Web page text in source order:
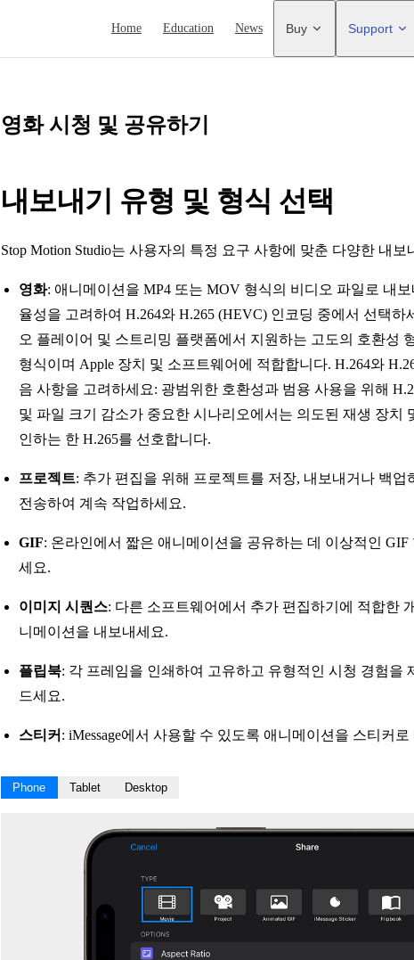
Home Education News Buy Support
영화 시청 및 공유하기
내보내기 유형 및 형식 선택
Stop Motion Studio는 사용자의 특정 요구 사항에 맞춘 다양한 내
영화: 애니메이션을 MP4 또는 MOV 형식의 비디오 파일로 내
율성을 고려하여 H.264와 H.265 (HEVC) 인코딩 중에서 선택하
오 플레이어 및 스트리밍 플랫폼에서 지원하는 고도의 호환성
형식이며 Apple 장치 및 소프트웨어에 적합합니다. H.264와
음 사항을 고려하세요: 광범위한 호환성과 범용 사용을 위해
및 파일 크기 감소가 중요한 시나리오에서는 의도된 재생 장치
인하는 한 H.265를 선호합니다.
프로젝트: 추가 편집을 위해 프로젝트를 저장, 내보내거나 백업
전송하여 계속 작업하세요.
GIF: 온라인에서 짧은 애니메이션을 공유하는 데 이상적인
세요.
이미지 시퀀스: 다른 소프트웨어에서 추가 편집하기에 적합한
니메이션을 내보내세요.
플립북: 각 프레임을 인쇄하여 고유하고 유형적인 시청 경험을
드세요.
스티커 : iMessage에서 사용할 수 있도록 애니메이션을 스티커
Phone Tablet Desktop